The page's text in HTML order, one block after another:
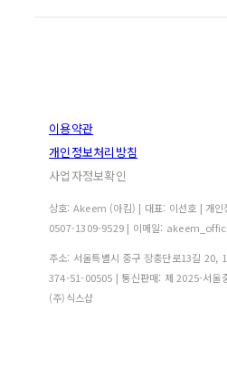
이용약관
개인정보처리방침
사업자정보확인
상호: Akeem (아킴) | 대표: 이선호 | 개인
0507-1309-9529 | 이메일:
주소: 서울특별시 중구 장충단로13길 20,
374-51-00505 | 통신판매: 제 2025-서울
(주)식스샵